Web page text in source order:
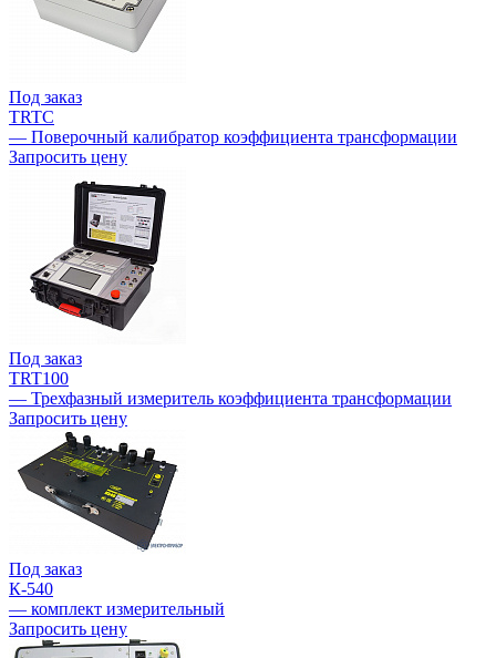
Под заказ
TRTC
— Поверочный калибратор коэффициента трансформации
Запросить цену
Под заказ
TRT100
— Трехфазный измеритель коэффициента трансформации
Запросить цену
Под заказ
К-540
— комплект измерительный
Запросить цену